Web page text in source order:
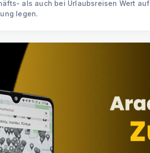
als auch bei Urlaubsreisen Wert auf
legen.